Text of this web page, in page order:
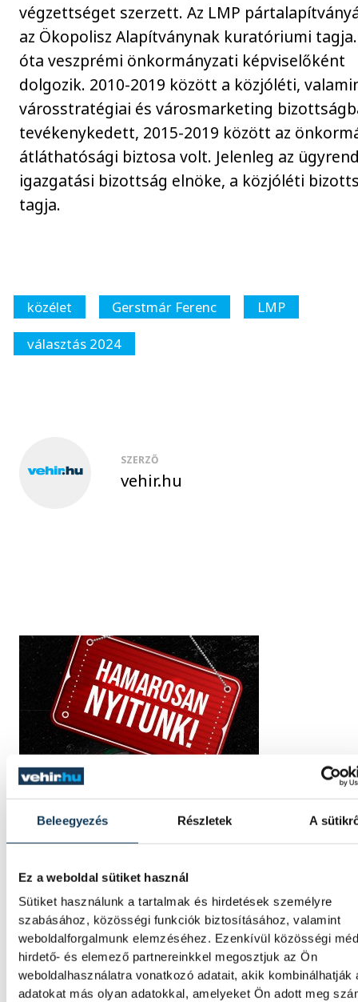
Beleegyezés Részletek A
Ez a weboldal sütiket használ
Sütiket használunk a tartalmak és hirdetések személyre
szabásához, közösségi funkciók biztosításához, valamint
weboldalforgalmunk elemzéséhez. Ezenkívül közösségi
hirdető- és elemező partnereinkkel megosztjuk az Ön
weboldalhasználatra vonatkozó adatait, akik kombinálhatják
adatokat más olyan adatokkal, amelyeket Ön adott meg
végzettséget szerzett. Az LMP
az Ökopolisz Alapítványnak kuratóriumi
óta veszprémi önkormányzati képviselőként
dolgozik. 2010-2019 között a közjóléti,
városstratégiai és városmarketing
tevékenykedett, 2015-2019 között az
átláthatósági biztosa volt. Jelenleg az
igazgatási bizottság elnöke, a közjóléti
tagja.
közélet Gerstmár Ferenc
LMP
választás 2024
SZERZŐ
vehir.hu